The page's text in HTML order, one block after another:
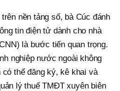
nền tảng số, bà Cúc đánh
tin điện tử dành cho nhà
là bước tiến quan trọng.
nghiệp nước ngoài không
thể đăng ký, kê khai và
lý thuế TMĐT xuyên biên